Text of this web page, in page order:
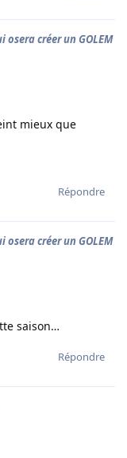
osera créer un GOLEM
mieux que
Répondre
osera créer un GOLEM
saison…
Répondre